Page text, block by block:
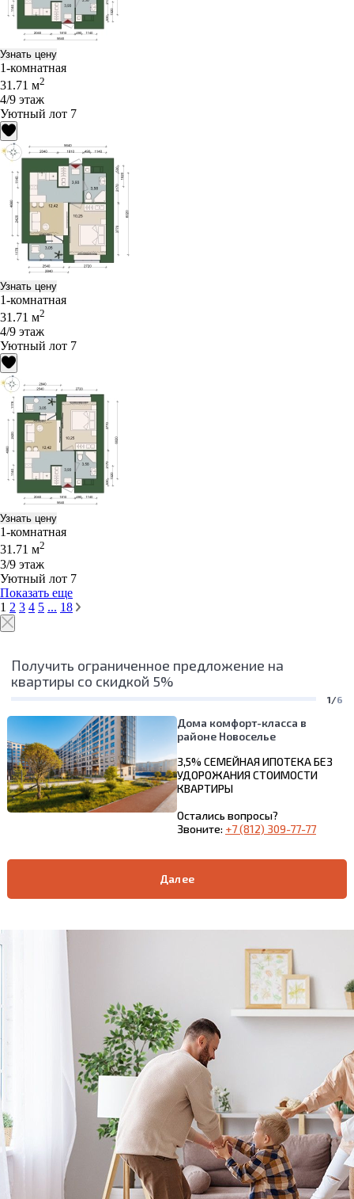
Узнать цену
1-комнатная
31.71 м2
4/9 этаж
Уютный лот 7
Узнать цену
1-комнатная
31.71 м2
4/9 этаж
Уютный лот 7
Узнать цену
1-комнатная
31.71 м2
3/9 этаж
Уютный лот 7
Показать еще
1 2 3 4 5 ... 18
Получить ограниченное предложение на
квартиры со скидкой 5%
1/6
Дома комфорт-класса в
районе Новоселье
3,5% СЕМЕЙНАЯ ИПОТЕКА БЕЗ
УДОРОЖАНИЯ СТОИМОСТИ
КВАРТИРЫ
Остались вопросы?
Звоните: +7 (812) 309-77-77